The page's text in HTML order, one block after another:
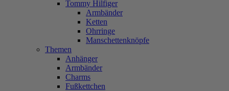
Tommy Hilfiger
Armbänder
Ketten
Ohrringe
Manschettenknöpfe
Themen
Anhänger
Armbänder
Charms
Fußkettchen